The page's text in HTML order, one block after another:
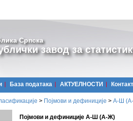
Српска
завод за
Базa података АКТУЕЛНОСТИ Контакт
> Појмови и дефиниције > А-Ш
Појмови и дефиниције А-Ш (А-Ж)